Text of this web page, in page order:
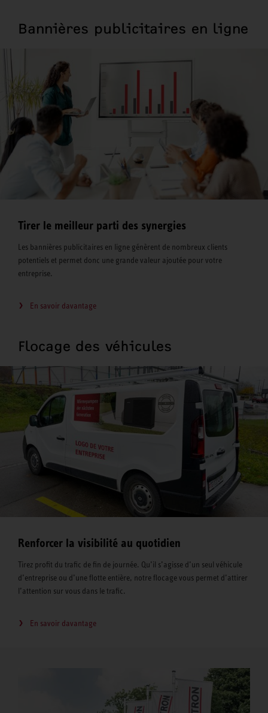
Bannières publicitaires en ligne
Tirer le meilleur parti des synergies
Les bannières publicitaires en ligne génèrent de nombreux clients
potentiels et permet donc une grande valeur ajoutée pour votre
entreprise.
En savoir davantage
Flocage des véhicules
Renforcer la visibilité au quotidien
Tirez profit du trafic de fin de journée. Qu’il s’agisse d’un seul véhicule
d’entreprise ou d’une flotte entière, notre flocage vous permet d’attirer
l’attention sur vous dans le trafic.
En savoir davantage